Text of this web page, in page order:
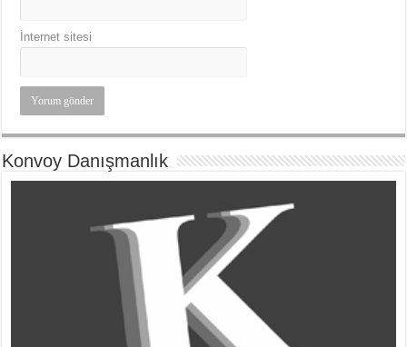
İnternet sitesi
Konvoy Danışmanlık